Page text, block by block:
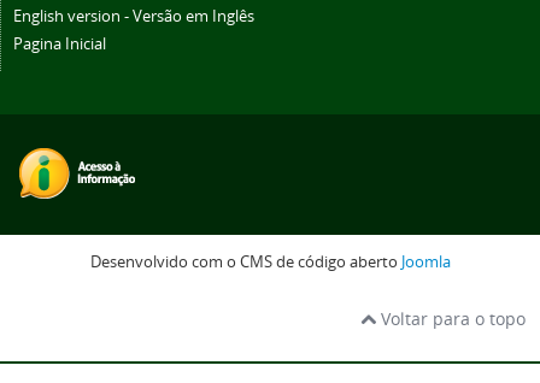
English version - Versão em Inglês
Pagina Inicial
Desenvolvido com o CMS de código aberto Joomla
Voltar para o topo